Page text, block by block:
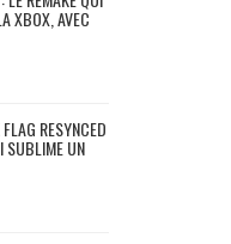
XBOX, AVEC
RESYNCED
SUBLIME UN